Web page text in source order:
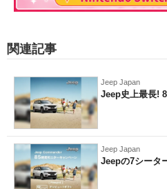
関連記事
Jeep Japan
Jeep史上最長!
Jeep Japan
Jeepの7シータ